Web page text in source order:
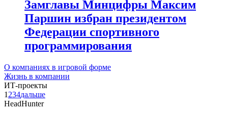
Замглавы Минцифры Максим
Паршин избран президентом
Федерации спортивного
программирования
О компаниях в игровой форме
Жизнь в компании
ИТ-проекты
1 234дальше
HeadHunter